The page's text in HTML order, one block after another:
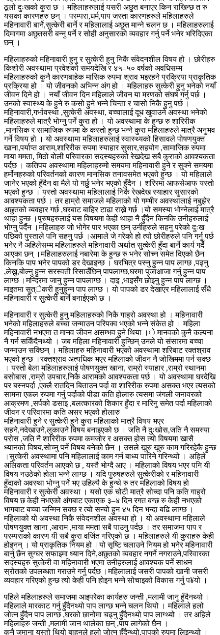
ठूलो दुःखको कुरा छ । महिलाहरुलाई यसरी अछुत बनाएर किन राखिन्छ त रु
यसका कारणहरु छन् । परम्परा,धर्म,पाप जस्ता कारणहरुले महिलाहरुले
महिनावारी बार्ने,सुत्केरी बार्ने र महिलालाई अछुत मान्ने चलन छ । महिलाहरुलाई
दिमागमा अछुतसरी बन्नु पर्ने र सोही अनुसारको व्यवहार गर्नु पर्ने भनेर भरिदिएका
छन् ।
महिलाहरुको महिनावारी हुनु र सुत्केरी हुनु निकै संवेदनशील विषय हो । छोरीहरु
किशोरी अवस्थामा प्रवेशको समयदेखि र ४५–५० वर्षको अवधिसम्म
महिलाहरुको कुनै कारणबाहेक मासिक रुपमा श्राव भइरहने प्रक्रिया प्राकृतिक
प्रक्रिया हो । यो जीवनको अभिन्न अंग हो । महिलाहरु सुत्केरी हुनु भनेको नयाँ
जीवन दिने हो । नयाँ जीवन दिन महिलाले जीवन या मरणको संघर्ष गर्नु पर्छ ।
उनको स्वास्थ्य के हुने रु कसो हुने भन्ने चिन्ता र चासो निकै हुनु पर्छ ।
महिनावारी,गर्भावस्था ,सुत्केरी अवस्था, बच्चालाई दूध खुवाउने अवस्था भनेको
महिलाहरुले मात्रै भोग्नु पर्ने कुरा हो । यो अवस्थामा के हुन्छ रु शारिरीक
,मानसिक र सामाजिक रुपमा के कस्तो हुन्छ भन्ने कुरा महिलाहरुले मात्रै अनुभव
गर्ने विषय हो । यो अवस्थामा महिलाहरुलाई स्वास्थ्यको हिसावले पोषणयुक्त
खाना,पर्याप्त आराम,शारिरीक रुपमा स्याहार सुसार,सहयोग ,सामाजिक रुपमा
माया ममता, मिठो बोली परिवारका सदस्यहरुको रेखदेख सबै कुराको आवश्यकता
पर्दछ । कतिपय अवस्थामा महिलाहरुमो समयमा महिनावारी हुने र सुक्ने समयमा
हर्मोनहरुको परिवर्तनको कारण मानसिक तनावसमेत भएको हुन्छ । यो महिलाले
जानेर भएको हुँदैन वा मैले यो गर्छु भनेर भएको हुँदैन । शरिरमा आफसेआफ यस्तो
भएको हुन्छ । यस्तो अवस्थामा महिलालाई निकै रेखदेख स्याहार सुसारको
आवश्यकता पर्छ । तर हाम्रो समाजले महिलाको यो गम्भीर अवस्थालाई नबुझेर
अछुतको व्यवहार गर्छ ,घरबाट बाहिर टाढा राख्ने गर्छ ।यो समस्या भोग्नेलाई मात्रै
थाहा हुन्छ ।पुरुषहरुलाई यस विषयमा केही थाहा नै हुँदैन किनकि उनीहरुलाई
भोग्नु पर्दैन ।महिलाहरु जो भोगेर पार भएका छन् उनीहरुले सहनु परेको दुःख
पछिको पुस्ताले पनि सहनु पर्छ ।आमाले जे गरेको हो त्यो छोरीहरुले पनि गर्नु पर्छ
भनेर नै अहिलेसम्म महिलाहरुले महिनावारी अर्थात सुत्केरी हुँदा बार्ने कार्य गर्दै
आएका छन् ।महिलाहरुलाई नबारेमा के हुन्छ रु भनेर सोच्न समेत दिएको छैन
किनकि पाप भनेर पापको डर देखाइन्छ । घरभित्र पस्नु हुन्न पाप लाग्छ ,पढ्नु
,लेख्नु,बोल्नु हुन्न सरस्वती रिसाउँछिन् पापलाग्छ,घरमा पूजाआजा गर्नु हुन्न पाप
लाग्छ ।मन्दिरमा जानु हुन्न पापलाग्छ । दाइ ,भाइसँग छोइनु हुन्न पाप लाग्छ ।
माइतमा सुत्ेकरी हुुनुहुन्न पाप लाग्छ । यो पापको डर देखाएर महिलालाई सँधै
महिनावारी र सुत्केरी बार्ने बनाईएको छ ।
महिनावारी र सुत्केरी हुनु महिलाहरुको निकै गाह्रो अवस्था हो । महिनावारी
भनेको महिलाहरुले बच्चा जन्माउन परिपक्व भएको भन्ने संकेत हो । महिला
महिनावारी नभएमा त मानव जीवन असम्भव हुने थिया ।े मानवको कुनै कल्पना
नै गर्न सकिँदैनथ्यो । जब महिला महिनावारी हुन्छिन् उनले यो संसारमा बच्चा
जन्माउन सक्छिन् । महिलाहरु महिनावारी भएको अवस्थामा शरिबाट रक्तश्राव
भएको हुन्छ ।रक्तश्राव अत्यधिक भएर महिलाको जीवन नै जोखिममा पर्न सक्छ
। यस्तो बेला महिलाहरुलाई पोषणयुक्त खाना, राम्रो स्याहार ,राम्रो स्थानमा
बसोबास ,राम्रो उपचार,निकै आरामको आवश्यकता पर्छ । यो अवस्थामा घरदेखि
पर बस्नपर्दा ,एक्लै रातदिन बिताउन पर्दा वा शारिरीक रुपमा असक्त भएर त्यसको
सामना एकल रुपमा गर्नु पर्दाको पीडा कति होलारु त्यसमा जंगली जनावरको
आक्रमण ,सर्पको डसाइ ,बलत्कारको शिकार हुँदा र मारिनु समेत पर्दा महिलाको
जीवन र परिवारमा कति असर भएको होलारु
महिनावारी हुने र सुत्केरी हुने कुरा महिलाको मात्रै विषय भएर
सहने,नदेखाउने,लुकाउने विषय बनाइएको छ । जति नै दुःखोस,जति नै समस्या
परोस ,जति नै शारिरीक रुपमा कमजोर र असक्त होस त्यो विषयमा खासै
ध्यानको विषय,सोच्नु पर्ने विषय बनेको छैन । उसले खुरु खुरु काम गरिरहेकै हुन्छ
।सुत्केरी अवस्थामा पनि महिलालाई काम गर्न बाध्य पारिने गरिन्थ्यो । अहिले
अलिकता परिवर्तन आएको छ , यस्तै भोग्दै आए । महिलाको विषय भएर पनि यी
विषय नउठेको होला भन्ने लाग्छ । यदि पुरुषहरुले सुत्केरीको र महिनावारी
हुँदाको अवस्था भोग्नु पर्ने भए उहिल्यै के हुन्थे रु तर महिलाको विषय हो
महिनावारी र सुत्केरी अवस्था । यसो एक चोटी मात्रै सोच्दा पनि कति गाह्रो
विषय छ केही नभएको अंगबाट एकाएक ३–४ दिन रगत बग्छ रु केही नभएको
भागबाट बच्चा जन्मिन सक्छ र त्यो सन्चो हुन ४५ दिन भन्दा बढि लाग्छ ।
महिलाको यो अवस्था निकै संवेदनशील अवस्था हो । यो अवस्थामा महिलाले
पोषणयुक्त खाना ,आराम ,माया ममता सबै पाउनु पर्दछ । तर समाजमा पाप र
परम्पराको कारण यी सबै कुरा वर्जित गरिएको छ । महिलाहरुले यी कुराहरु केही
होइनन् । यो प्राकृतिक नियम हो ।यो सृष्टि चलाउने नियम हो भनेर महिनावारी
बार्नु छैन सुग्घर सफाइमा ध्यान दिने,अछुतको व्यवहार नगर्ने नगराउने,परिवारका
सदस्यहरु सुत्केरी वा महिनावारी भएमा उनीहरुलाई आवश्यक पर्ने साधन
स्रोतको उपलब्धता गराउने गर्नु पर्दछ ।महिलालाई जसरी पापको खानी जसरी
व्यवहार गरिएको हुन्छ त्यो केही पनि होइन भन्ने सोचाइको विकास गर्नु प¥यो ।
पहिले महिलाहरुले समाजमा आइपरेका कार्यहरु जन्ती ,मलामी जानु हुँदैनथ्यो ।
महिलाले मारकाट गर्नु हुँदैनथ्यो पाप लाग्छ भन्ने चलन थियो । महिलाले हलो
जोत्न हुँदैन पाप लाग्छ ,घरको छानोमा चढ्नु हुँदैनथ्यो पाप लाग्थ्यो । तर अहिले
महिलाहरु जन्ती ,मलामी जान थालेका छन् ,पाप लागेको छैन ।
कुनै जमाना यस्तो थियो बाहुनले हलो जोत्न हुँदैन्थ्यो,पापको रुपमा लिइन्थ्यो ।